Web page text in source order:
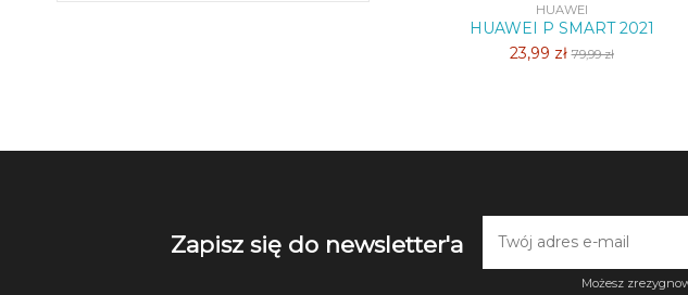
HUAWEI
HUAWEI P SMART 2021
23,99 zł79,99 zł
Zapisz się do newsletter'a
Możesz